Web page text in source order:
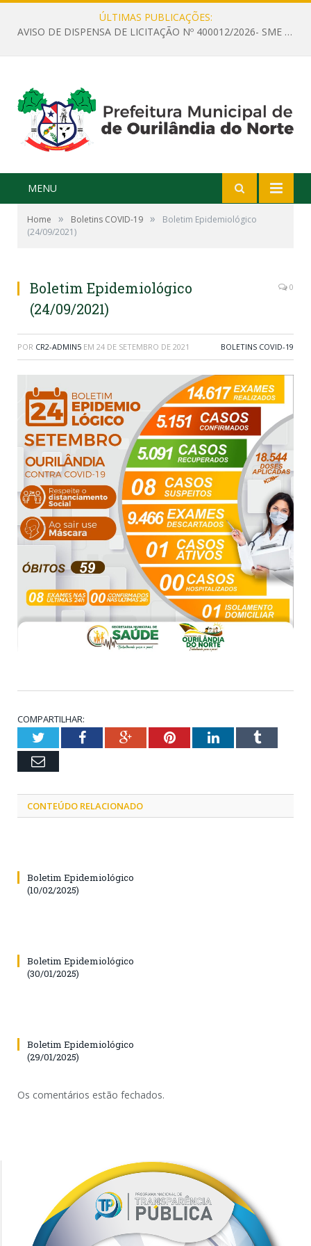
ÚLTIMAS PUBLICAÇÕES:
AVISO DE DISPENSA DE LICITAÇÃO Nº 400012/2026- SME – CONTRATAÇÃO DE EMPRESA ESPECIALIZADA PARA LOCAÇÃO DE ÔNIBUS EXECUTIVO COM CAPACIDADE DE 60 (SESSENTA) POLTRONAS, PARA TRANSPORTAR PROFESSORES RESPONSÁVEIS E ALUNOS PARA BRASÍLIA, COM SAÍDA DIA 10/08/2026 E RETORNO DIA 14/08/2026
MENU
Home » Boletins COVID-19 »
Boletim Epidemiológico
(24/09/2021)
Boletim Epidemiológico
(24/09/2021)
0
POR CR2-ADMIN5 EM 24 DE SETEMBRO DE 2021 BOLETINS COVID-19
COMPARTILHAR:
TwitterFacebookGoogle+PinterestLinkedInTumblr
Email
CONTEÚDO RELACIONADO
Boletim Epidemiológico
(10/02/2025)
Boletim Epidemiológico
(30/01/2025)
Boletim Epidemiológico
(29/01/2025)
Os comentários estão fechados.